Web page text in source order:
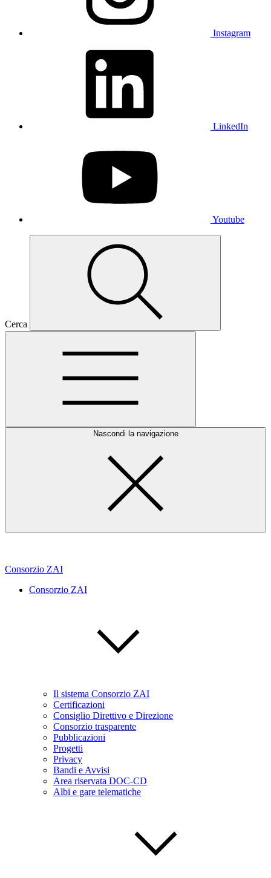
Instagram
LinkedIn
Youtube
Cerca
Nascondi la navigazione
Consorzio ZAI
Consorzio ZAI
Il sistema Consorzio ZAI
Certificazioni
Consiglio Direttivo e Direzione
Consorzio trasparente
Pubblicazioni
Progetti
Privacy
Bandi e Avvisi
Area riservata DOC-CD
Albi e gare telematiche